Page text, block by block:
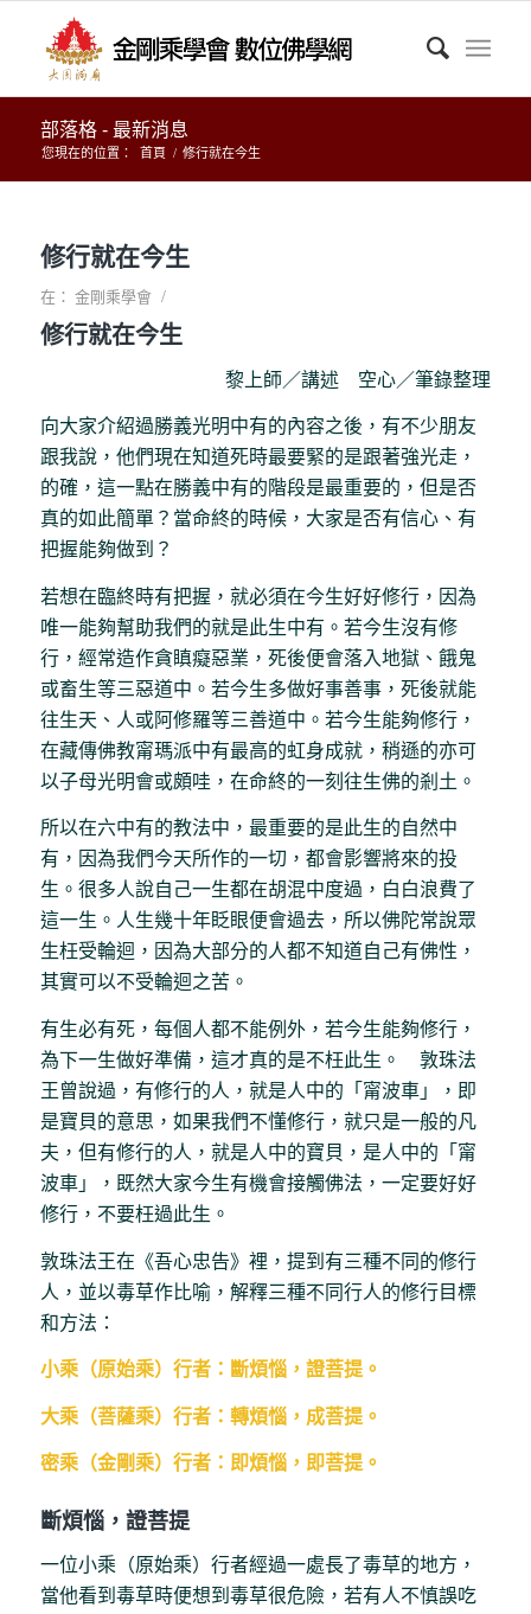
部落格 - 最新消息
您現在的位置： 首頁 / 修行就在今生
修行就在今生
在： 金剛乘學會 /
修行就在今生
黎上師／講述 空心／筆錄整理
向大家介紹過勝義光明中有的內容之後，有不少朋友
跟我說，他們現在知道死時最要緊的是跟著強光走，
的確，這一點在勝義中有的階段是最重要的，但是否
真的如此簡單？當命終的時候，大家是否有信心、有
把握能夠做到？
若想在臨終時有把握，就必須在今生好好修行，因為
唯一能夠幫助我們的就是此生中有。若今生沒有修
行，經常造作貪瞋癡惡業，死後便會落入地獄、餓鬼
或畜生等三惡道中。若今生多做好事善事，死後就能
往生天、人或阿修羅等三善道中。若今生能夠修行，
在藏傳佛教甯瑪派中有最高的虹身成就，稍遜的亦可
以子母光明會或頗哇，在命終的一刻往生佛的剎土。
所以在六中有的教法中，最重要的是此生的自然中
有，因為我們今天所作的一切，都會影響將來的投
生。很多人說自己一生都在胡混中度過，白白浪費了
這一生。人生幾十年眨眼便會過去，所以佛陀常說眾
生枉受輪迴，因為大部分的人都不知道自己有佛性，
其實可以不受輪迴之苦。
有生必有死，每個人都不能例外，若今生能夠修行，
為下一生做好準備，這才真的是不枉此生。 敦珠法
王曾說過，有修行的人，就是人中的「甯波車」，即
是寶貝的意思，如果我們不懂修行，就只是一般的凡
夫，但有修行的人，就是人中的寶貝，是人中的「甯
波車」，既然大家今生有機會接觸佛法，一定要好好
修行，不要枉過此生。
敦珠法王在《吾心忠告》裡，提到有三種不同的修行
人，並以毒草作比喻，解釋三種不同行人的修行目標
和方法：
小乘（原始乘）行者：斷煩惱，證菩提。
大乘（菩薩乘）行者：轉煩惱，成菩提。
密乘（金剛乘）行者：即煩惱，即菩提。
斷煩惱，證菩提
一位小乘（原始乘）行者經過一處長了毒草的地方，
當他看到毒草時便想到毒草很危險，若有人不慎誤吃